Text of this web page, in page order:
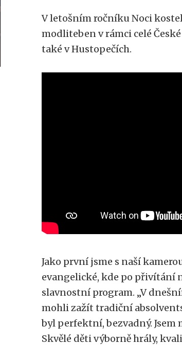
V letošním ročníku Noci
modliteben v rámci celé
také v Hustopečích.
Jako první jsme s naší
evangelické, kde po přivítání
slavnostní program. „V
mohli zažít tradiční
byl perfektní, bezvadný.
Skvělé děti výborně hrály,